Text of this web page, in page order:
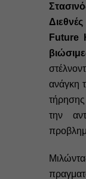
Future
ανάγκη
την